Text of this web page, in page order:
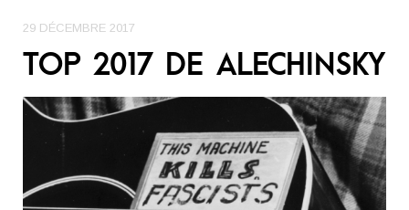
29 DÉCEMBRE 2017
TOP 2017 DE ALECHINSKY